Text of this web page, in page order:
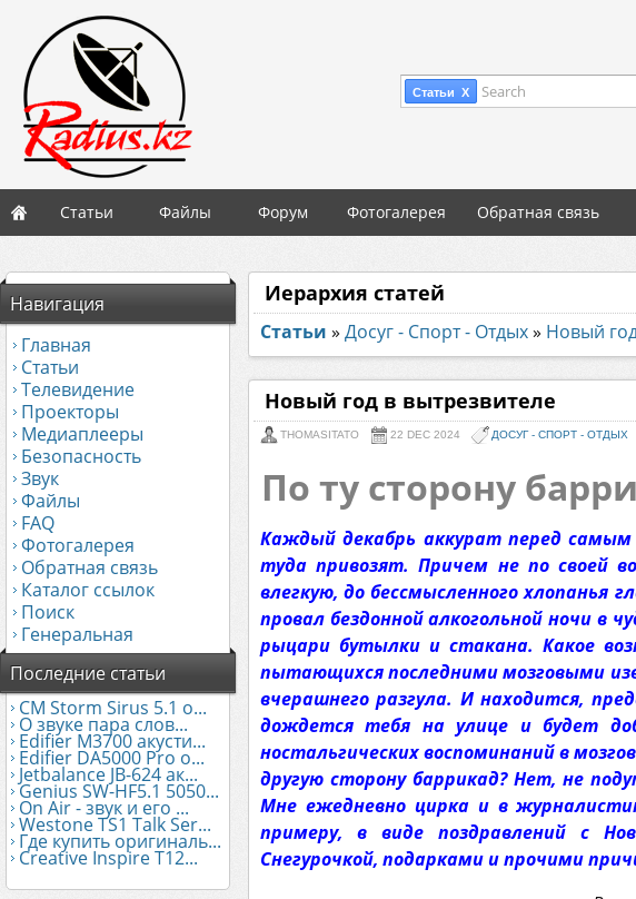
Статьи X Search
Статьи Файлы Форум Фотогалерея Обратная связь
Навигация
Главная
Статьи
Телевидение
Проекторы
Медиаплееры
Безопасность
Звук
Файлы
FAQ
Фотогалерея
Обратная связь
Каталог ссылок
Поиск
Генеральная
Последние статьи
CM Storm Sirus 5.1 о...
О звуке пара слов...
Edifier М3700 акусти...
Edifier DA5000 Pro о...
Jetbalance JB-624 ак...
Genius SW-HF5.1 5050...
On Air - звук и его ...
Westone TS1 Talk Ser...
Где купить оригиналь...
Creative Inspire T12...
Иерархия статей
Статьи » Досуг - Спорт - Отдых» Новый
Новый год в вытрезвителе
THOMASITATO 22 DEC 2024 ДОСУГ - СПОРТ - ОТДЫХ
По ту сторону
Каждый декабрь аккурат перед
туда привозят. Причем не по своей
влегкую, до бессмысленного хлопанья
провал бездонной алкогольной ночи в
рыцари бутылки и стакана. Какое
пытающихся последними мозговыми
вчерашнего разгула. И находится,
дождется тебя на улице и будет
ностальгических воспоминаний в
другую сторону баррикад? Нет, не
Мне ежедневно цирка и в
примеру, в виде поздравлений с
Снегурочкой, подарками и прочими